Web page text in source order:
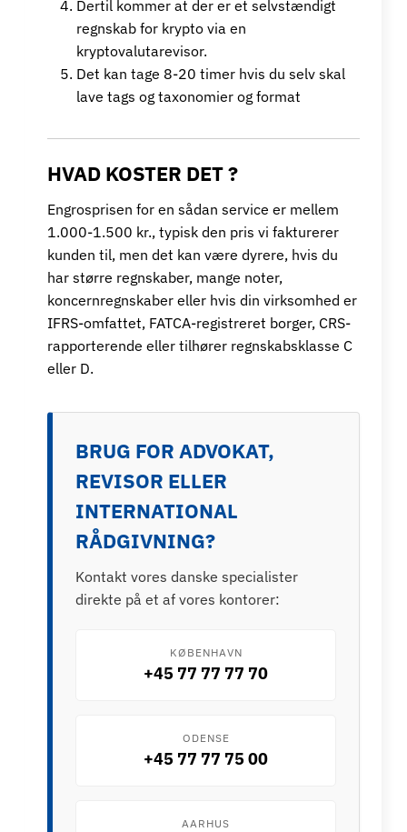
Dertil kommer at der er et selvstændigt
regnskab for krypto via en
kryptovalutarevisor.
Det kan tage 8-20 timer hvis du selv skal
lave tags og taxonomier og format
HVAD KOSTER DET ?
Engrosprisen for en sådan service er mellem
1.000-1.500 kr., typisk den pris vi fakturerer
kunden til, men det kan være dyrere, hvis du
har større regnskaber, mange noter,
koncernregnskaber eller hvis din virksomhed er
IFRS-omfattet, FATCA-registreret borger, CRS-
rapporterende eller tilhører regnskabsklasse C
eller D.
BRUG FOR ADVOKAT,
REVISOR ELLER
INTERNATIONAL
RÅDGIVNING?
Kontakt vores danske specialister
direkte på et af vores kontorer:
KØBENHAVN
+45 77 77 77 70
ODENSE
+45 77 77 75 00
AARHUS